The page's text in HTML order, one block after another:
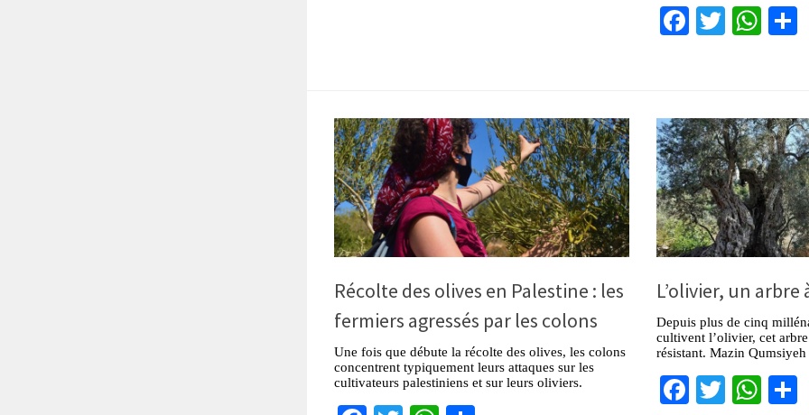
Facebook
Twitter
Récolte des olives en Palestine : les
fermiers agressés par les colons
Une fois que débute la récolte des olives, les colons
concentrent typiquement leurs attaques sur les
cultivateurs palestiniens et sur leurs oliviers.
L’olivier, un
Depuis plus de cinq
cultivent l’olivier, cet
résistant. Mazin
Facebook
Twitter